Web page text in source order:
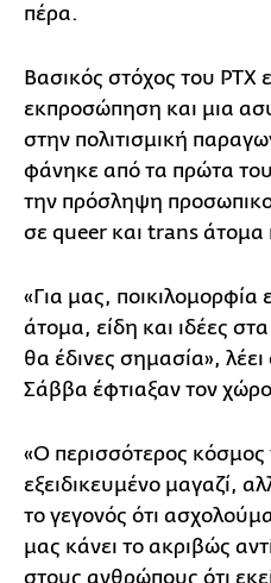
πέρα.
Βασικός στόχος του PTX
εκπροσώπηση και μια
στην πολιτισμική
φάνηκε από τα πρώτα
την πρόσληψη
σε queer και trans
«Για μας, ποικιλομορφία
άτομα, είδη και ιδέες
θα έδινες σημασία»,
Σάββα έφτιαξαν τον
«Ο περισσότερος κόσμος
εξειδικευμένο μαγαζί,
το γεγονός ότι
μας κάνει το ακριβώς
στους ανθρώπους ότι